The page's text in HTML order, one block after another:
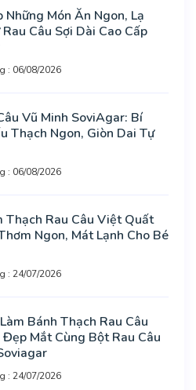
Những Món Ăn Ngon, Lạ
Câu Sợi Dài Cao Cấp
: 06/08/2026
Vũ Minh SoviAgar: Bí
Thạch Ngon, Giòn Dai Tự
: 06/08/2026
Thạch Rau Câu Việt Quất
Ngon, Mát Lạnh Cho Bé
: 24/07/2026
Bánh Thạch Rau Câu
Mắt Cùng Bột Rau Câu
: 24/07/2026